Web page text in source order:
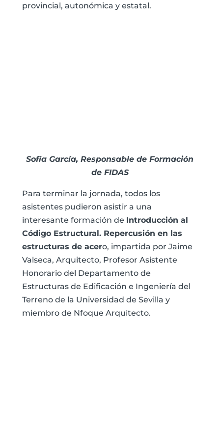
provincial, autonómica y estatal.
Sofía García, Responsable de Formación
de FIDAS
Para terminar la jornada, todos los
asistentes pudieron asistir a una
interesante formación de Introducción al
Código Estructural. Repercusión en las
estructuras de acero, impartida por Jaime
Valseca, Arquitecto, Profesor Asistente
Honorario del Departamento de
Estructuras de Edificación e Ingeniería del
Terreno de la Universidad de Sevilla y
miembro de Nfoque Arquitecto.